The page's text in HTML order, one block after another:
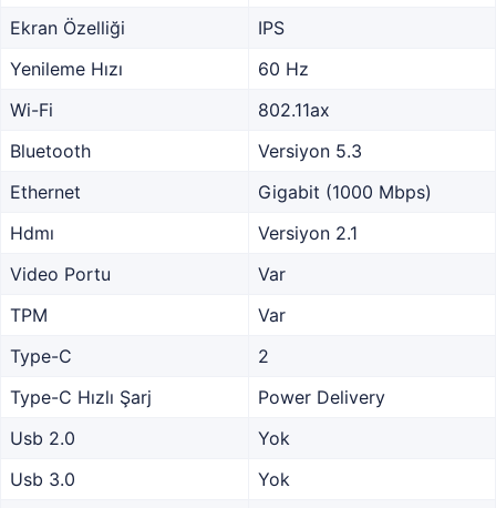
Ekran Özelliği
IPS
Yenileme Hızı
60 Hz
Wi-Fi
802.11ax
Bluetooth
Versiyon 5.3
Ethernet
Gigabit (1000 Mbps)
Hdmı
Versiyon 2.1
Video Portu
Var
TPM
Var
Type-C
2
Type-C Hızlı Şarj
Power Delivery
Usb 2.0
Yok
Usb 3.0
Yok